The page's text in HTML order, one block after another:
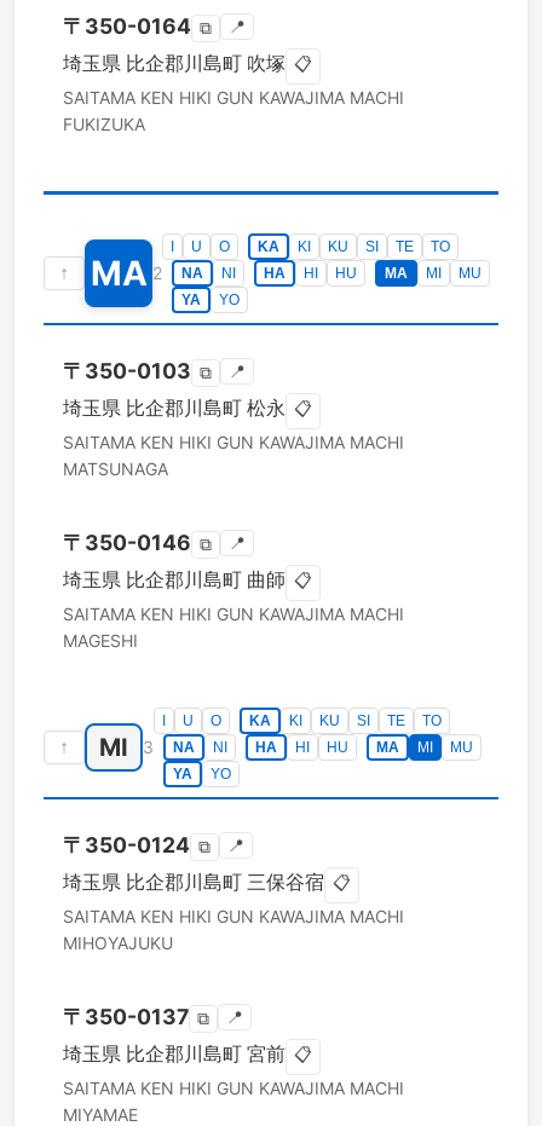
〒 350-0164 ⧉ 📍
埼玉県 比企郡川島町 吹塚 📋
SAITAMA KEN HIKI GUN KAWAJIMA MACHI
FUKIZUKA
↑ MA 2
U O KA KI KU SI TE
TO
NA
NI HA HI HU MA MI
MU
YA
YO
〒 350-0103 ⧉ 📍
埼玉県 比企郡川島町 松永 📋
SAITAMA KEN HIKI GUN KAWAJIMA MACHI
MATSUNAGA
〒 350-0146 ⧉ 📍
埼玉県 比企郡川島町 曲師 📋
SAITAMA KEN HIKI GUN KAWAJIMA MACHI
MAGESHI
↑ MI 3
U O KA KI KU SI TE
TO
NA
NI HA HI HU MA MI
MU
YA
YO
〒 350-0124 ⧉ 📍
埼玉県 比企郡川島町 三保谷宿 📋
SAITAMA KEN HIKI GUN KAWAJIMA MACHI
MIHOYAJUKU
〒 350-0137 ⧉ 📍
埼玉県 比企郡川島町 宮前 📋
SAITAMA KEN HIKI GUN KAWAJIMA MACHI
MIYAMAE